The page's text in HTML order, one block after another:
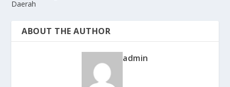
Daerah
ABOUT THE AUTHOR
admin